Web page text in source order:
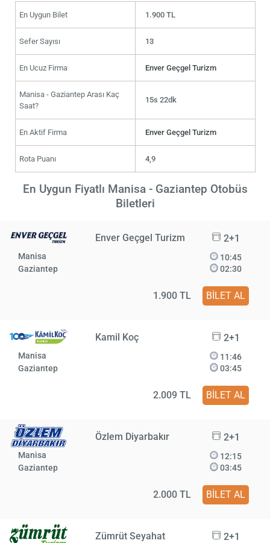
En Uygun Bilet 1.900 TL
Sefer Sayısı 13
En Ucuz Firma Enver Geçgel Turizm
Manisa - Gaziantep Arası Kaç
Saat?
15s 22dk
En Aktif Firma Enver Geçgel Turizm
Rota Puanı 4,9
En Uygun Fiyatlı Manisa - Gaziantep Otobüs
Biletleri
Enver Geçgel Turizm 2+1
Manisa
Gaziantep
10:45
02:30
1.900 TL BİLET AL
Kamil Koç 2+1
Manisa
Gaziantep
11:46
03:45
2.009 TL BİLET AL
Özlem Diyarbakır 2+1
Manisa
Gaziantep
12:15
03:45
2.000 TL BİLET AL
Zümrüt Seyahat 2+1